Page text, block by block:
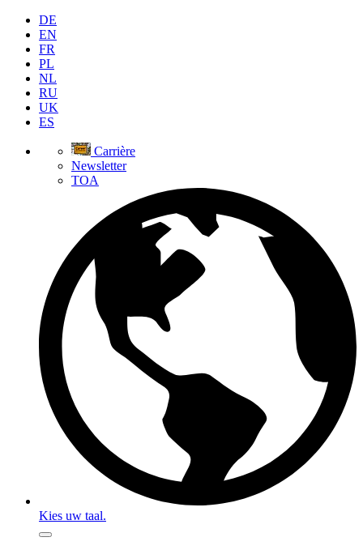
DE
EN
FR
PL
NL
RU
UK
ES
Carrière
Newsletter
TOA
Kies uw taal.